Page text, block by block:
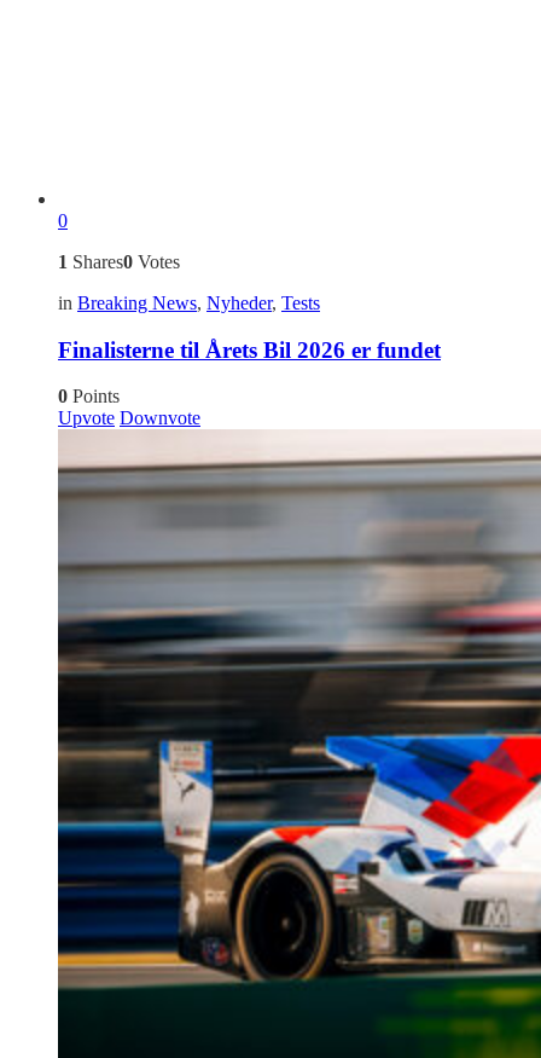
0
1 Shares0 Votes
in Breaking News, Nyheder, Tests
Finalisterne til Årets Bil 2026 er fundet
0 Points
Upvote Downvote